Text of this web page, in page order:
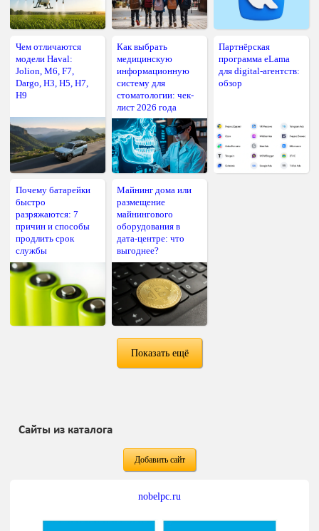
Чем отличаются
модели Haval:
Jolion, M6, F7,
Dargo, H3, H5, H7,
H9
Как выбрать
медицинскую
информационную
систему для
стоматологии: чек-
лист 2026 года
Партнёрская
программа eLama
для digital-агентств:
обзор
Почему батарейки
быстро
разряжаются: 7
причин и способы
продлить срок
службы
Майнинг дома или
размещение
майнингового
оборудования в
дата-центре: что
выгоднее?
Показать ещё
Сайты из каталога
Добавить сайт
nobelpc.ru